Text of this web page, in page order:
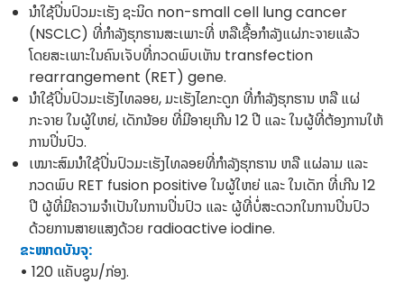
ນຳໃຊ້ປິ່ນປົວມະເຮັງ ຊະນິດ non-small cell lung cancer
(NSCLC) ທີ່ກຳລັງຮຸກຮານສະເພາະທີ່ ຫລືເຊື້ອກຳລັງແຜ່ກະຈາຍແລ້ວ
ໂດຍສະເພາະໃນຄົນເຈັບທີ່ກວດພົບເຫັນ transfection
rearrangement (RET) gene.
ນຳໃຊ້ປິ່ນປົວມະເຮັງໄທລອຍ, ມະເຮັງໄຂກະດູກ ທີ່ກຳລັງຮຸກຮານ ຫລື ແຜ່
ກະຈາຍ ໃນຜູ້ໃຫຍ່, ເດັກນ້ອຍ ທີ່ມີອາຍຸເກີນ 12 ປີ ແລະ ໃນຜູ້ທີ່ຕ້ອງການໃຫ້
ການປິ່ນປົວ.
ເໝາະສົມນຳໃຊ້ປິ່ນປົວມະເຮັງໄທລອຍທີ່ກຳລັງຮຸກຮານ ຫລື ແຜ່ລາມ ແລະ
ກວດພົບ RET fusion positive ໃນຜູ້ໃຫຍ່ ແລະ ໃນເດັກ ທີ່ເກີນ 12
ປີ ຜູ້ທີ່ມີຄວາມຈໍາເປັນໃນການປິ່ນປົວ ແລະ ຜູ້ທີ່ບໍ່ສະດວກໃນການປິ່ນປົວ
ດ້ວຍການສາຍແສງດ້ວຍ radioactive iodine.
ຂະໜາດບັນຈຸ:
• 120 ແຄັບຊູນ/ກ່ອງ.